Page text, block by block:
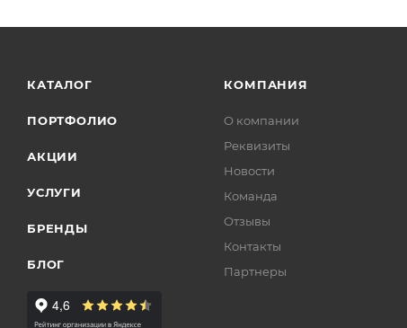
КАТАЛОГ
ПОРТФОЛИО
АКЦИИ
УСЛУГИ
БРЕНДЫ
БЛОГ
КОМПАНИЯ
О компании
Реквизиты
Новости
Команда
Отзывы
Контакты
Партнеры